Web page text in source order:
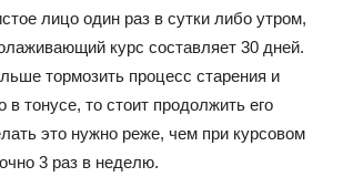
лицо один раз в сутки либо утром,
курс составляет 30 дней.
тормозить процесс старения и
в тонусе, то стоит продолжить его
это нужно реже, чем при курсовом
3 раз в неделю.